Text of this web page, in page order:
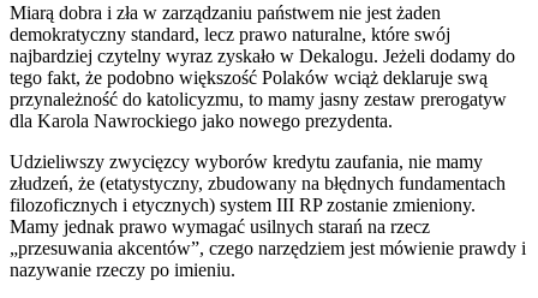
Miarą dobra i zła w zarządzaniu państwem nie jest żaden
demokratyczny standard, lecz prawo naturalne, które swój
najbardziej czytelny wyraz zyskało w Dekalogu. Jeżeli dodamy do
tego fakt, że podobno większość Polaków wciąż deklaruje swą
przynależność do katolicyzmu, to mamy jasny zestaw prerogatyw
dla Karola Nawrockiego jako nowego prezydenta.
Udzieliwszy zwycięzcy wyborów kredytu zaufania, nie mamy
złudzeń, że (etatystyczny, zbudowany na błędnych fundamentach
filozoficznych i etycznych) system III RP zostanie zmieniony.
Mamy jednak prawo wymagać usilnych starań na rzecz
„przesuwania akcentów”, czego narzędziem jest mówienie prawdy i
nazywanie rzeczy po imieniu.